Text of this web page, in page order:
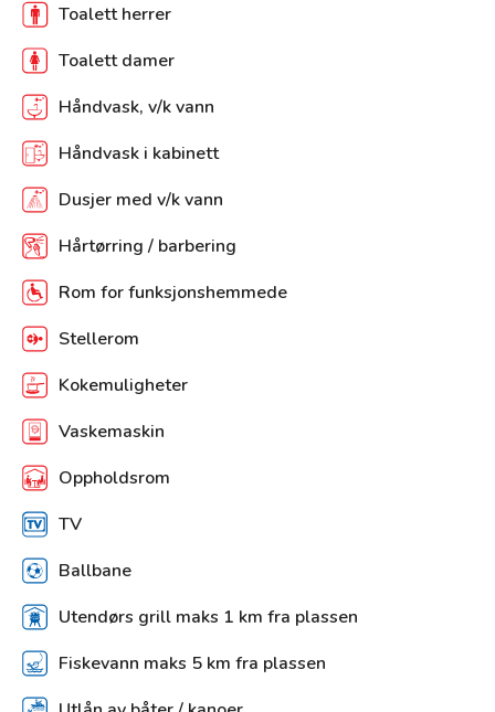
Toalett herrer
Toalett damer
Håndvask, v/k vann
Håndvask i kabinett
Dusjer med v/k vann
Hårtørring / barbering
Rom for funksjonshemmede
Stellerom
Kokemuligheter
Vaskemaskin
Oppholdsrom
TV
Ballbane
Utendørs grill maks 1 km fra plassen
Fiskevann maks 5 km fra plassen